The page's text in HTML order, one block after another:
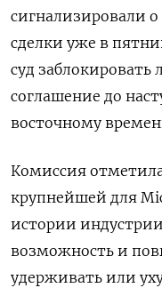
сигнализировали
сделки уже в
суд заблокировать
соглашение до
восточному
Комиссия
крупнейшей для
истории
возможность и
удерживать или